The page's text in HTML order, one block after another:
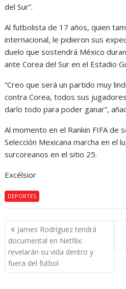
del Sur”.
Al futbolista de 17 años, quien
internacional, le pidieron sus
duelo que sostendrá México
ante Corea del Sur en el Estadio
“Creo que será un partido muy
contra Corea, todos sus
darlo todo para poder ganar”,
Al momento en el Rankin FIFA de
Selección Mexicana marcha en el
surcoreanos en el sitio 25.
Excélsior
DEPORTES
Navegación
de
entradas
James Rodríguez tendrá
documental en Netflix:
revelarán su vida dentro y
fuera del futbol